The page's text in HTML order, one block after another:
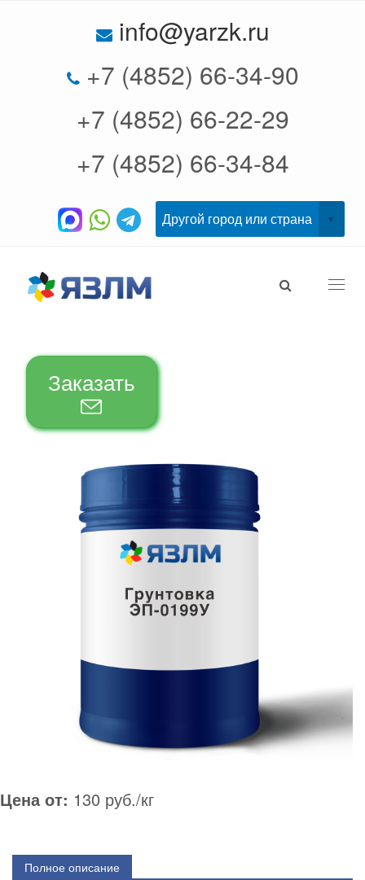
info@yarzk.ru
+7 (4852) 66-34-90
+7 (4852) 66-22-29
+7 (4852) 66-34-84
Заказать
Цена от: 130 руб./кг
Полное описание